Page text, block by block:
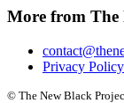
More from The
Privacy Policy
© The New Black